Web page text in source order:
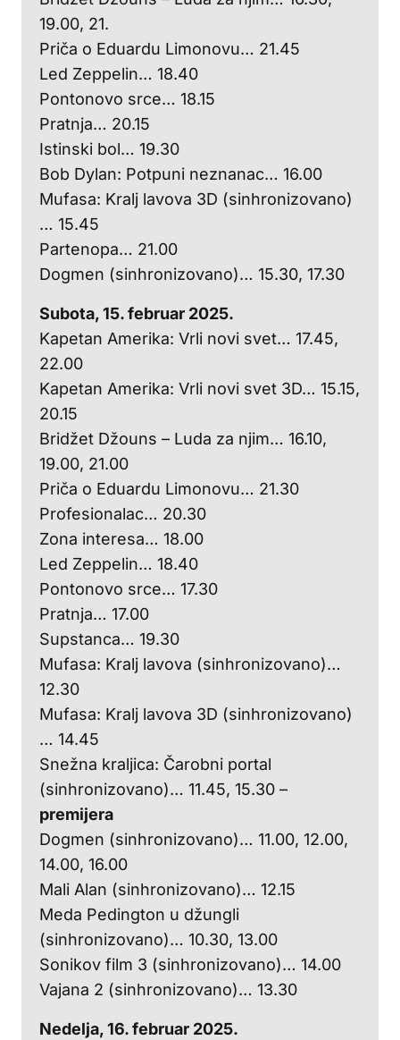
19.00, 21.
Priča o Eduardu Limonovu… 21.45
Led Zeppelin… 18.40
Pontonovo srce… 18.15
Pratnja… 20.15
Istinski bol… 19.30
Bob Dylan: Potpuni neznanac… 16.00
Mufasa: Kralj lavova 3D (sinhronizovano)
… 15.45
Partenopa… 21.00
Dogmen (sinhronizovano)… 15.30, 17.30
Subota, 15. februar 2025.
Kapetan Amerika: Vrli novi svet… 17.45,
22.00
Kapetan Amerika: Vrli novi svet 3D… 15.15,
20.15
Bridžet Džouns – Luda za njim… 16.10,
19.00, 21.00
Priča o Eduardu Limonovu… 21.30
Profesionalac… 20.30
Zona interesa… 18.00
Led Zeppelin… 18.40
Pontonovo srce… 17.30
Pratnja… 17.00
Supstanca… 19.30
Mufasa: Kralj lavova (sinhronizovano)…
12.30
Mufasa: Kralj lavova 3D (sinhronizovano)
… 14.45
Snežna kraljica: Čarobni portal
(sinhronizovano)… 11.45, 15.30 –
premijera
Dogmen (sinhronizovano)… 11.00, 12.00,
14.00, 16.00
Mali Alan (sinhronizovano)… 12.15
Meda Pedington u džungli
(sinhronizovano)… 10.30, 13.00
Sonikov film 3 (sinhronizovano)… 14.00
Vajana 2 (sinhronizovano)… 13.30
Nedelja, 16. februar 2025.